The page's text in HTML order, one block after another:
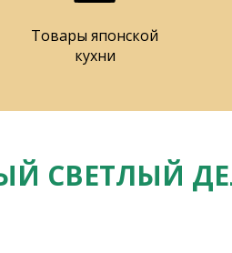
Товары японской
кухни
СВЕТЛЫЙ